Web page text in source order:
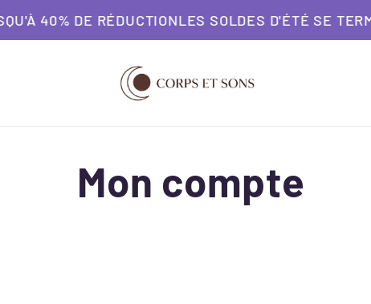
40% DE RÉDUCTIONLES SOLDES D'ÉTÉ SE
Mon compte